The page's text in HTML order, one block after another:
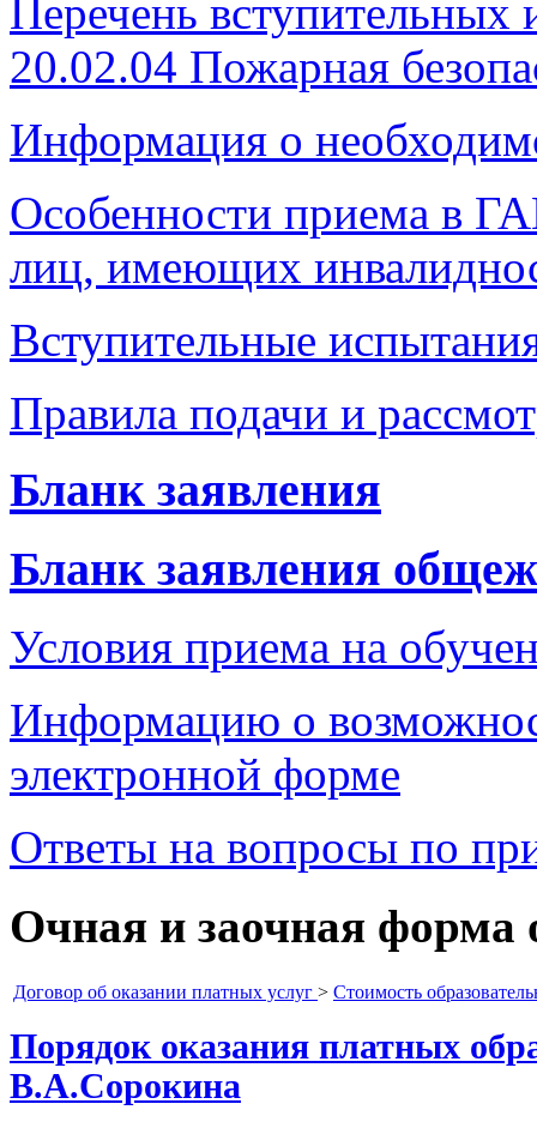
Перечень вступительных
20.02.04 Пожарная
Информация о
Особенности приема в
лиц, имеющих
Вступительные
Правила подачи и
Бланк заявления
Бланк заявления
Условия приема на
Информацию о
электронной форме
Ответы на вопросы по
Очная и заочная форма
Договор об оказании платных услуг > Стоимость
Порядок оказания платных
В.А.Сорокина